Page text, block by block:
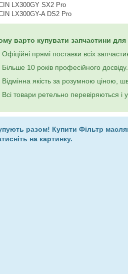
LX300GY SX2 Pro
LX300GY-A DS2 Pro
варто купувати запчастини для
Офіційні прямі поставки всіх
Більше 10 років професійного досвіду.
якість за розумною ціною,
товари ретельно перевіряються і
разом! Купити Фільтр
на картинку.